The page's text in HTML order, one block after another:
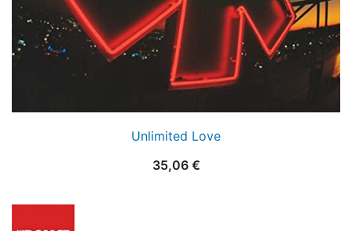
Unlimited Love
35,06 €